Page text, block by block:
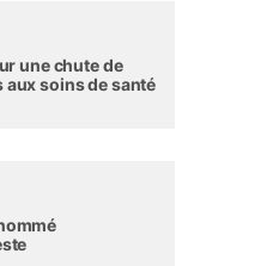
une chute de
aux soins de santé